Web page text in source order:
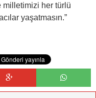
milletimizi her türlü
yaşatmasın.”